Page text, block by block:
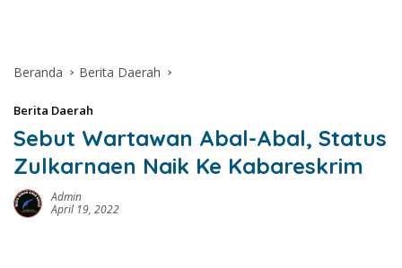
Beranda Berita Daerah
Berita Daerah
Sebut Wartawan Abal-Abal, Status
Zulkarnaen Naik Ke Kabareskrim
Admin
April 19, 2022